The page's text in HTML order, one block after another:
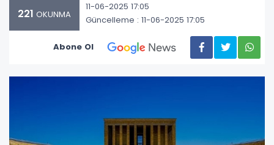
221 OKUNMA
11-06-2025 17:05
Güncelleme : 11-06-2025 17:05
Abone Ol